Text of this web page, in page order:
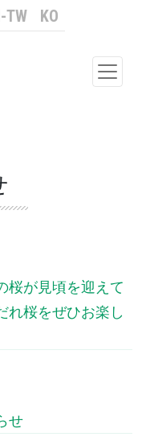
TW KO
メイ
桜が見頃を迎えて
れ桜をぜひお楽し
せ